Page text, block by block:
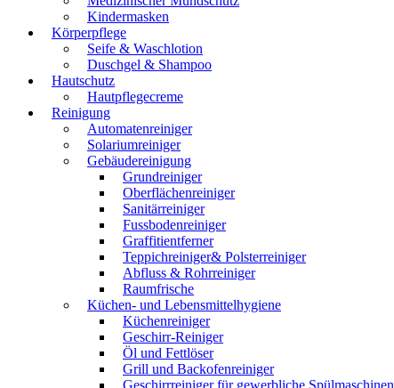
Kindermasken
Körperpflege
Seife & Waschlotion
Duschgel & Shampoo
Hautschutz
Hautpflegecreme
Reinigung
Automatenreiniger
Solariumreiniger
Gebäudereinigung
Grundreiniger
Oberflächenreiniger
Sanitärreiniger
Fussbodenreiniger
Graffitientferner
Teppichreiniger& Polsterreiniger
Abfluss & Rohrreiniger
Raumfrische
Küchen- und Lebensmittelhygiene
Küchenreiniger
Geschirr-Reiniger
Öl und Fettlöser
Grill und Backofenreiniger
Geschirrreiniger für gewerbliche Spülmaschinen